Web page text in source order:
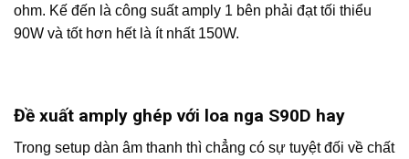
ohm. Kế đến là công suất amply 1 bên phải đạt tối thiểu
90W và tốt hơn hết là ít nhất 150W.
Đề xuất amply ghép với loa nga S90D hay
Trong setup dàn âm thanh thì chẳng có sự tuyệt đối về chất